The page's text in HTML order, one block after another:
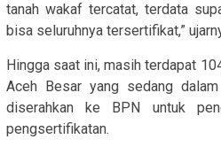
tanah wakaf tercatat, terdata
bisa seluruhnya tersertifikat,”
Hingga saat ini, masih terdapat
Aceh Besar yang sedang
diserahkan ke BPN untuk
pengsertifikatan.